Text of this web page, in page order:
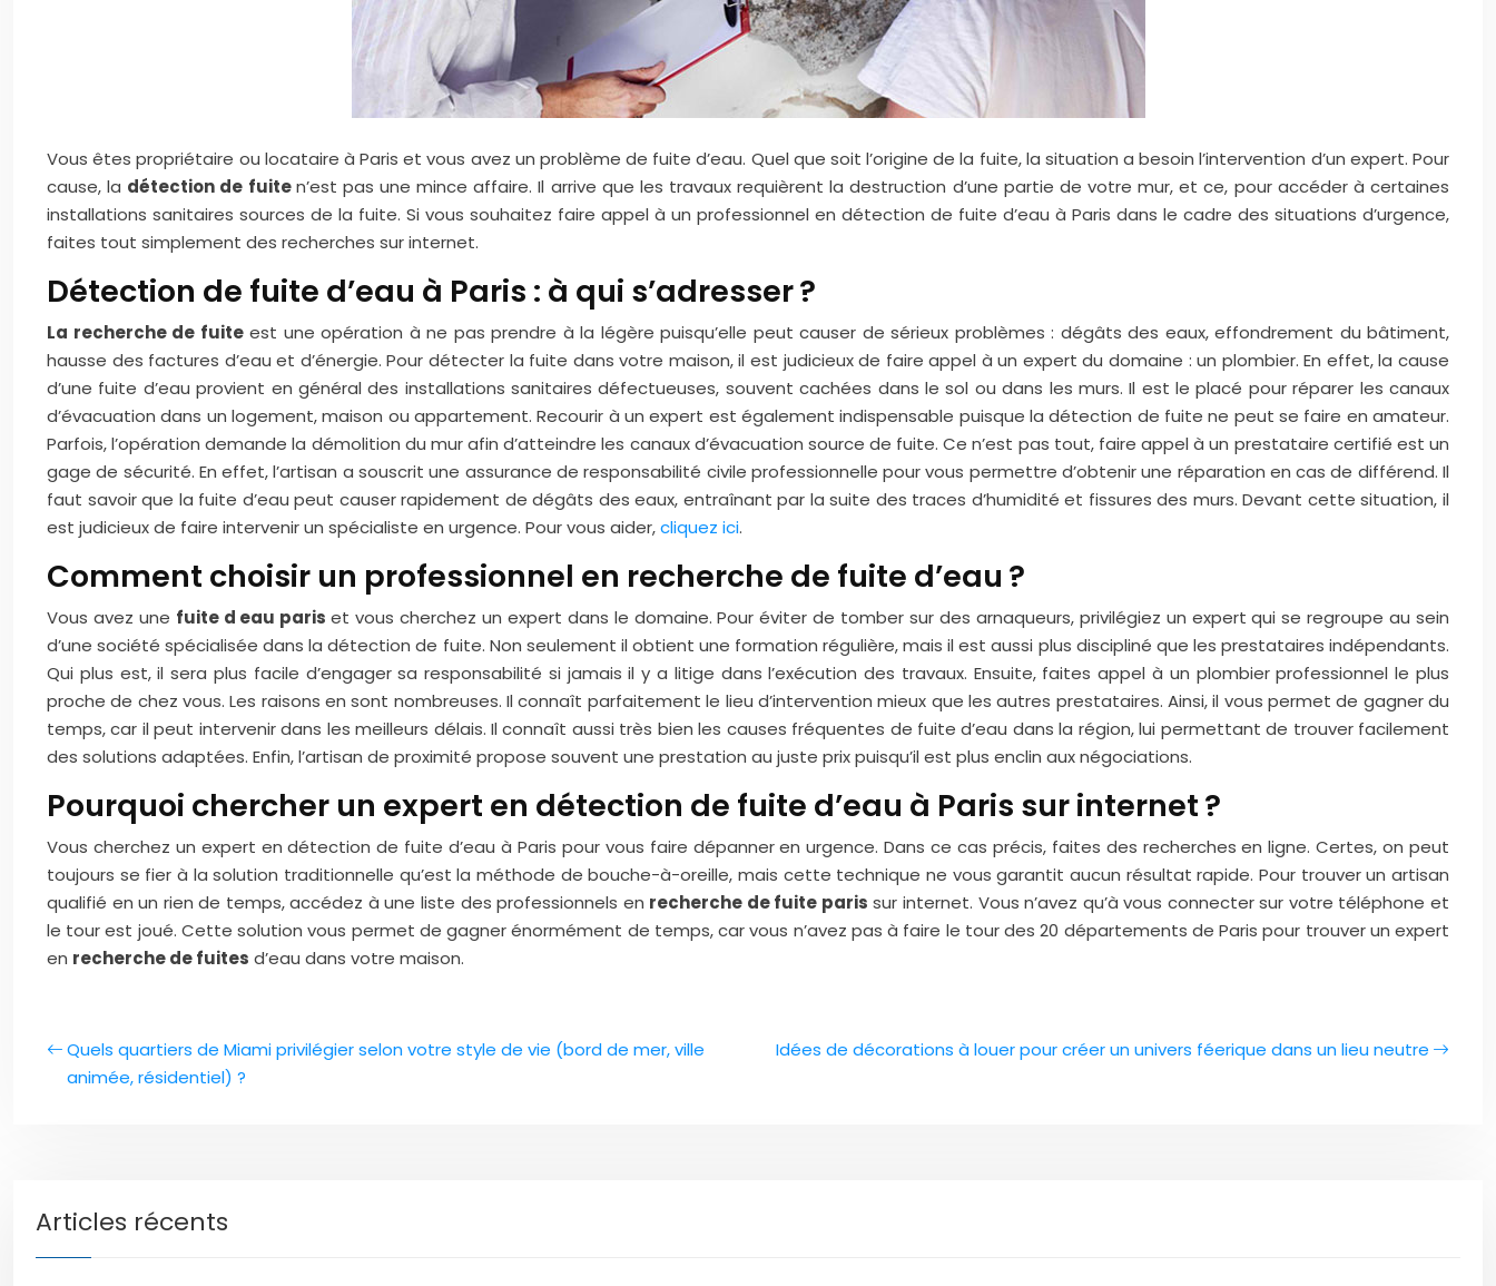
Vous êtes propriétaire ou locataire à Paris et vous avez un problème de fuite d’eau. Quel que soit l’origine de la fuite, la situation a besoin l’intervention d’un expert. Pour
cause, la détection de fuiten’est pas une mince affaire. Il arrive que les travaux requièrent la destruction d’une partie de votre mur, et ce, pour accéder à certaines
installations sanitaires sources de la fuite. Si vous souhaitez faire appel à un professionnel en détection de fuite d’eau à Paris dans le cadre des situations d’urgence,
faites tout simplement des recherches sur internet.
Détection de fuite d’eau à Paris : à qui s’adresser ?
La recherche de fuiteest une opération à ne pas prendre à la légère puisqu’elle peut causer de sérieux problèmes : dégâts des eaux, effondrement du bâtiment,
hausse des factures d’eau et d’énergie. Pour détecter la fuite dans votre maison, il est judicieux de faire appel à un expert du domaine : un plombier. En effet, la cause
d’une fuite d’eau provient en général des installations sanitaires défectueuses, souvent cachées dans le sol ou dans les murs. Il est le placé pour réparer les canaux
d’évacuation dans un logement, maison ou appartement. Recourir à un expert est également indispensable puisque la détection de fuite ne peut se faire en amateur.
Parfois, l’opération demande la démolition du mur afin d’atteindre les canaux d’évacuation source de fuite. Ce n’est pas tout, faire appel à un prestataire certifié est un
gage de sécurité. En effet, l’artisan a souscrit une assurance de responsabilité civile professionnelle pour vous permettre d’obtenir une réparation en cas de différend. Il
faut savoir que la fuite d’eau peut causer rapidement de dégâts des eaux, entraînant par la suite des traces d’humidité et fissures des murs. Devant cette situation, il
est judicieux de faire intervenir un spécialiste en urgence. Pour vous aider,cliquez ici.
Comment choisir un professionnel en recherche de fuite d’eau ?
Vous avez une fuite d eau pariset vous cherchez un expert dans le domaine. Pour éviter de tomber sur des arnaqueurs, privilégiez un expert qui se regroupe au sein
d’une société spécialisée dans la détection de fuite. Non seulement il obtient une formation régulière, mais il est aussi plus discipliné que les prestataires indépendants.
Qui plus est, il sera plus facile d’engager sa responsabilité si jamais il y a litige dans l’exécution des travaux. Ensuite, faites appel à un plombier professionnel le plus
proche de chez vous. Les raisons en sont nombreuses. Il connaît parfaitement le lieu d’intervention mieux que les autres prestataires. Ainsi, il vous permet de gagner du
temps, car il peut intervenir dans les meilleurs délais. Il connaît aussi très bien les causes fréquentes de fuite d’eau dans la région, lui permettant de trouver facilement
des solutions adaptées. Enfin, l’artisan de proximité propose souvent une prestation au juste prix puisqu’il est plus enclin aux négociations.
Pourquoi chercher un expert en détection de fuite d’eau à Paris sur internet ?
Vous cherchez un expert en détection de fuite d’eau à Paris pour vous faire dépanner en urgence. Dans ce cas précis, faites des recherches en ligne. Certes, on peut
toujours se fier à la solution traditionnelle qu’est la méthode de bouche-à-oreille, mais cette technique ne vous garantit aucun résultat rapide. Pour trouver un artisan
qualifié en un rien de temps, accédez à une liste des professionnels en recherche de fuite paris sur internet. Vous n’avez qu’à vous connecter sur votre téléphone et
le tour est joué. Cette solution vous permet de gagner énormément de temps, car vous n’avez pas à faire le tour des 20 départements de Paris pour trouver un expert
en recherche de fuites d’eau dans votre maison.
Quels quartiers de Miami privilégier selon votre style de vie (bord de mer, ville
animée, résidentiel) ?
Idées de décorations à louer pour créer un univers féerique dans un lieu neutre
Articles récents